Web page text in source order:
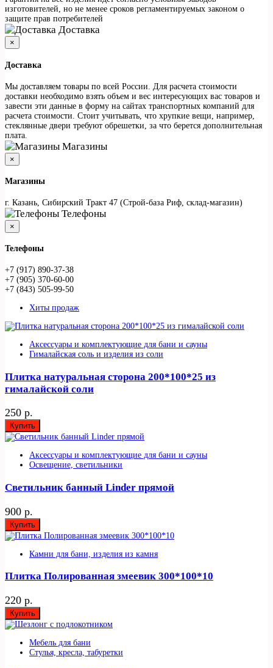
изготовителей, но не менее сроков регламентируемых законом о
защите прав потребителей
Доставка
×
Доставка
Мы доставляем товары по всей России. Для расчета стоимости
доставки необходимо взять объем и вес интересующих вас товаров и
завести эти данные в форму на сайтах транспортных компаний для
расчета стоимости. Стоит учитывать, что хрупкие вещи, например,
стеклянные двери требуют обрешетки, за что берется дополнительная
плата.
Магазины
×
Магазины
г. Казань, Сибирский Тракт 47 (Строй-база Риф, склад-магазин)
Телефоны
×
Телефоны
+7 (917) 890-37-38
+7 (905) 370-60-00
+7 (843) 505-99-50
Хиты продаж
Аксессуары и комплектующие для бани и сауны
Гималайская соль и изделия из соли
Плитка натуральная сторона 200*100*25 из
гималайской соли
250 р.
Купить
Аксессуары и комплектующие для бани и сауны
Освещение, светильники
Светильник банный Linder прямой
900 р.
Купить
Камни для бани, изделия из камня
Плитка Полированная змеевик 300*100*10
220 р.
Купить
Мебель для бани
Стулья, кресла, табуретки